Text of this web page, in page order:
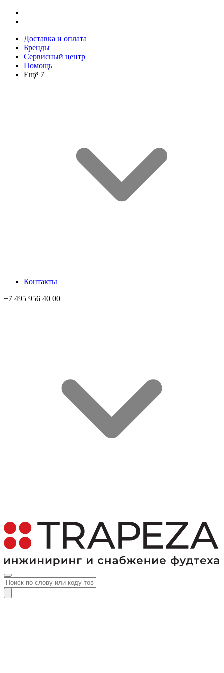
Доставка и оплата
Бренды
Сервисный центр
Помощь
Ещё 7
Контакты
+7 495 956 40 00